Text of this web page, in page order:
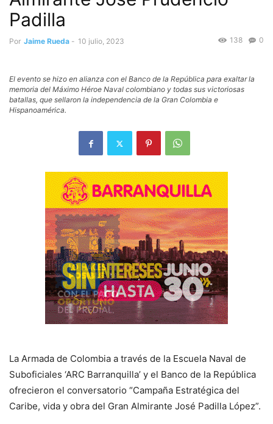
Padilla
Por Jaime Rueda - 10 julio, 2023 0
138
El evento se hizo en alianza con el Banco de la República para exaltar la
memoria del Máximo Héroe Naval colombiano y todas sus victoriosas
batallas, que sellaron la independencia de la Gran Colombia e
Hispanoamérica.
La Armada de Colombia a través de la Escuela Naval de
Suboficiales ‘ARC Barranquilla’ y el Banco de la República
ofrecieron el conversatorio “Campaña Estratégica del
Caribe, vida y obra del Gran Almirante José Padilla López”.